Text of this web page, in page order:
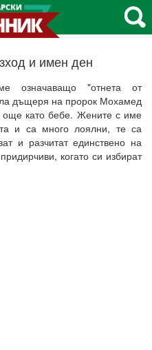
и имен ден
означаващо "отнета от
дъщеря на пророк Мохамед
като бебе. Жените с име
и са много лоялни, те са
и разчитат единствено на
когато си избират